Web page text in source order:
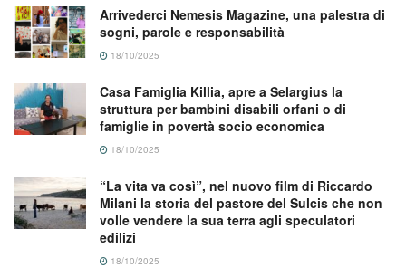
Arrivederci Nemesis Magazine, una palestra di
sogni, parole e responsabilità
18/10/2025
Casa Famiglia Killia, apre a Selargius la
struttura per bambini disabili orfani o di
famiglie in povertà socio economica
18/10/2025
“La vita va così”, nel nuovo film di Riccardo
Milani la storia del pastore del Sulcis che non
volle vendere la sua terra agli speculatori
edilizi
18/10/2025